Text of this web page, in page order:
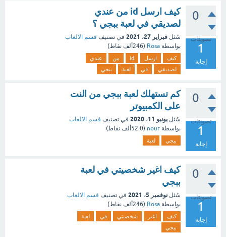
0
تصويتات
1
إجابة
كيف ارسل id من عندي
لصديقي في لعبة ببجي ؟
سُئل فبراير 27، 2021 في تصنيف قسم الالعاب
بواسطة Rosa
(246ألف نقاط)
كيف ارسل id من
عندي
لصديقي
في لعبة ببجي
0
تصويتات
1
إجابة
كم تستهلك لعبة ببجي من النت
على الكمبيوتر
سُئل يونيو 11، 2020 في تصنيف قسم الالعاب
بواسطة nour
(52.0ألف نقاط)
ببجي لعبة
0
تصويتات
1
إجابة
كيف اغير شخصيتي في لعبة
ببجي
سُئل نوفمبر 5، 2021 في تصنيف قسم الالعاب
بواسطة Rosa
(246ألف نقاط)
كيف اغير شخصيتي في
لعبة
ببجي